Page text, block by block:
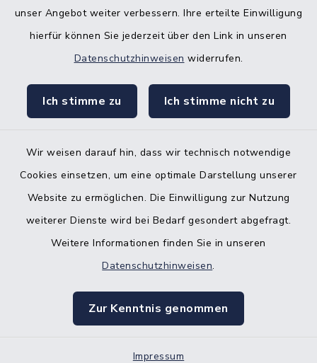
unser Angebot weiter verbessern. Ihre erteilte Einwilligung
hierfür können Sie jederzeit über den Link in unseren
Datenschutzhinweisen widerrufen.
Ich stimme zu Ich stimme nicht zu
Wir weisen darauf hin, dass wir technisch notwendige
Cookies einsetzen, um eine optimale Darstellung unserer
Website zu ermöglichen. Die Einwilligung zur Nutzung
weiterer Dienste wird bei Bedarf gesondert abgefragt.
Weitere Informationen finden Sie in unseren
Datenschutzhinweisen.
Zur Kenntnis genommen
Impressum
Bürgerbüro Hanerau-Hademarschen
Nebenstelle Padenstedt
Gleichstellungsbüro
Barrierefreiheit
Impressum
Sitemap